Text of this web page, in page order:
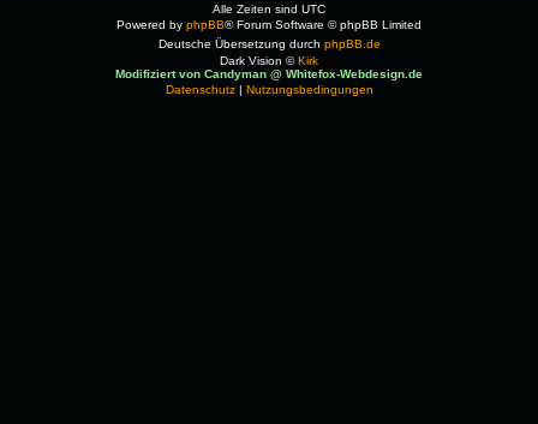
Alle Zeiten sind UTC
Powered by phpBB® Forum Software © phpBB Limited
Deutsche Übersetzung durch phpBB.de
Dark Vision ©Kirk
Modifiziert von Candyman @ Whitefox-Webdesign.de
Datenschutz| Nutzungsbedingungen